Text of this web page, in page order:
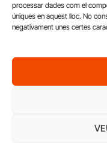
processar dades com el
úniques en aquest lloc. No
negativament unes certes